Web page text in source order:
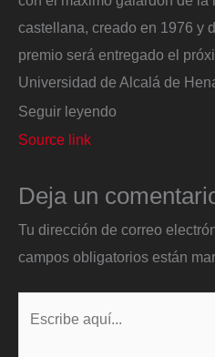
castellana, creado en 1976 y
premio será entregado el
Universidad de Alcalá de
Seguir leyendo
Source link
Deja un
Tu dirección de correo
campos obligatorios están